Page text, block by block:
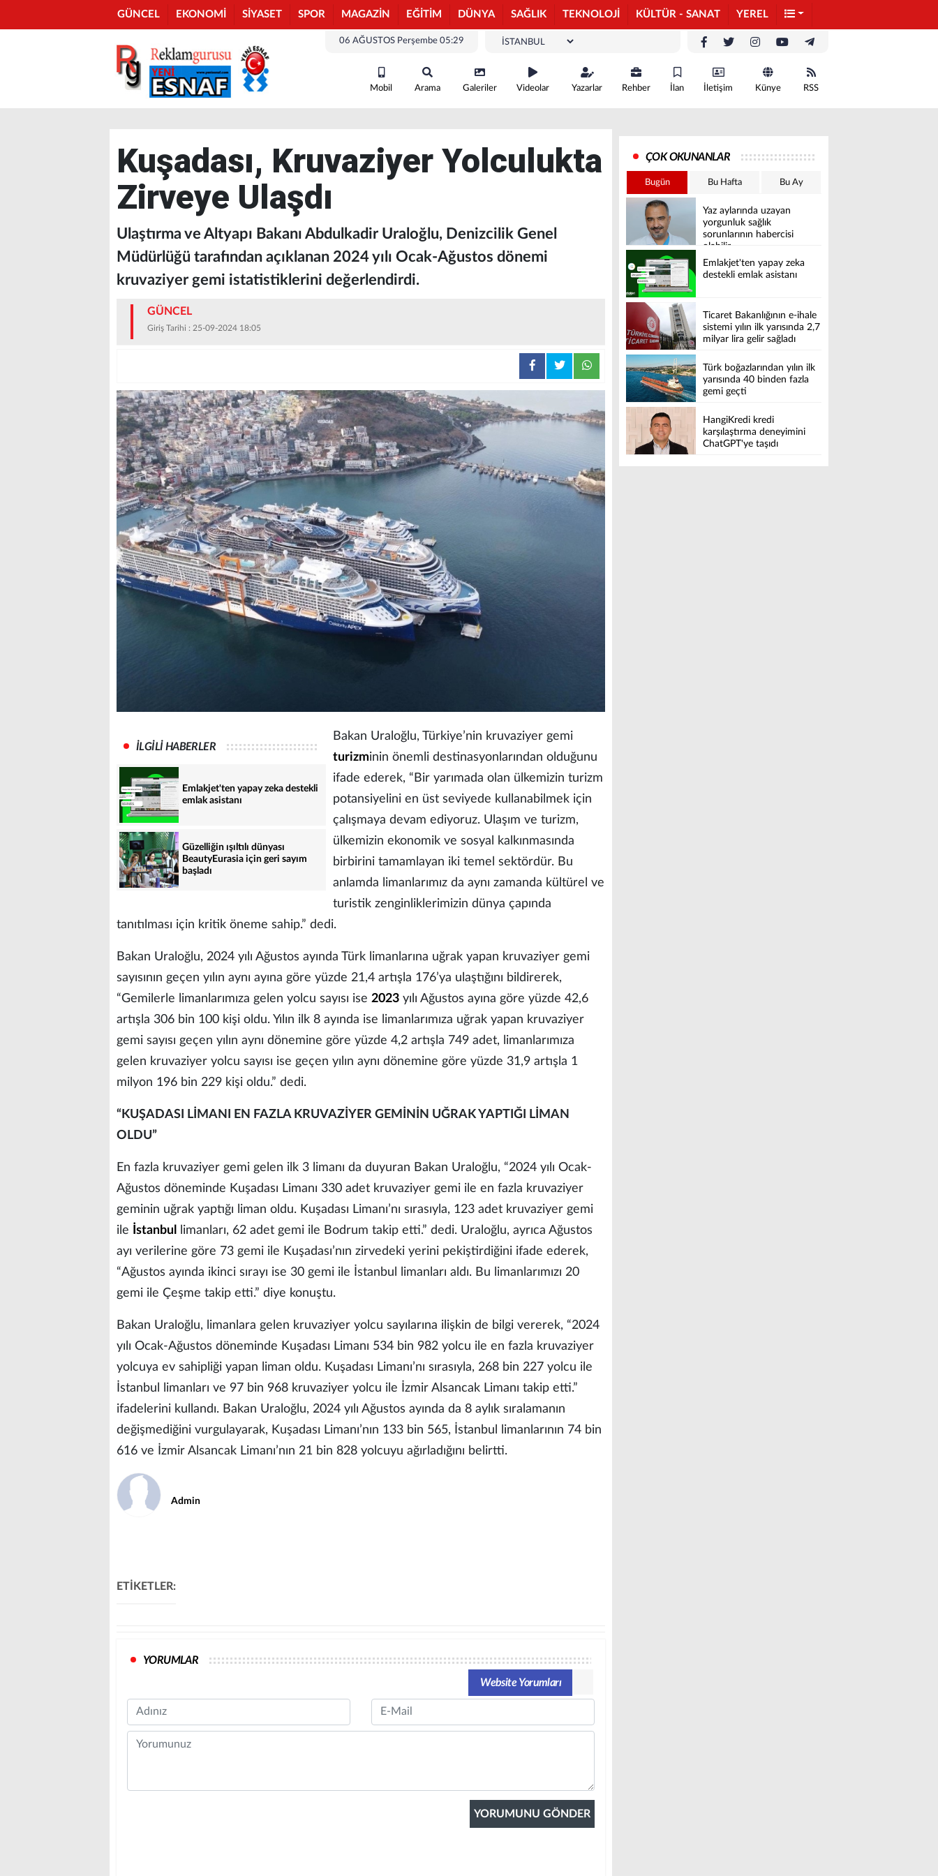
GÜNCEL EKONOMİ SİYASET SPOR MAGAZİN EĞİTİM DÜNYA SAĞLIK TEKNOLOJİ KÜLTÜR - SANAT YEREL
06 AĞUSTOS Perşembe 05:29
Mobil Arama Galeriler Videolar Yazarlar Rehber İlan İletişim Künye RSS
Kuşadası, Kruvaziyer Yolculukta
Zirveye Ulaşdı
Ulaştırma ve Altyapı Bakanı Abdulkadir Uraloğlu, Denizcilik Genel
Müdürlüğü tarafından açıklanan 2024 yılı Ocak-Ağustos dönemi
kruvaziyer gemi istatistiklerini değerlendirdi.
GÜNCEL
Giriş Tarihi : 25-09-2024 18:05
İLGİLİ HABERLER
Emlakjet'ten yapay zeka destekli
emlak asistanı
Güzelliğin ışıltılı dünyası
BeautyEurasia için geri sayım
başladı
Bakan Uraloğlu, Türkiye’nin kruvaziyer gemi
turizminin önemli destinasyonlarından olduğunu
ifade ederek, “Bir yarımada olan ülkemizin turizm
potansiyelini en üst seviyede kullanabilmek için
çalışmaya devam ediyoruz. Ulaşım ve turizm,
ülkemizin ekonomik ve sosyal kalkınmasında
birbirini tamamlayan iki temel sektördür. Bu
anlamda limanlarımız da aynı zamanda kültürel ve
turistik zenginliklerimizin dünya çapında
tanıtılması için kritik öneme sahip.” dedi.
Bakan Uraloğlu, 2024 yılı Ağustos ayında Türk limanlarına uğrak yapan kruvaziyer gemi
sayısının geçen yılın aynı ayına göre yüzde 21,4 artışla 176’ya ulaştığını bildirerek,
“Gemilerle limanlarımıza gelen yolcu sayısı ise 2023 yılı Ağustos ayına göre yüzde 42,6
artışla 306 bin 100 kişi oldu. Yılın ilk 8 ayında ise limanlarımıza uğrak yapan kruvaziyer
gemi sayısı geçen yılın aynı dönemine göre yüzde 4,2 artışla 749 adet, limanlarımıza
gelen kruvaziyer yolcu sayısı ise geçen yılın aynı dönemine göre yüzde 31,9 artışla 1
milyon 196 bin 229 kişi oldu.” dedi.
“KUŞADASI LİMANI EN FAZLA KRUVAZİYER GEMİNİN UĞRAK YAPTIĞI LİMAN
OLDU”
En fazla kruvaziyer gemi gelen ilk 3 limanı da duyuran Bakan Uraloğlu, “2024 yılı Ocak-
Ağustos döneminde Kuşadası Limanı 330 adet kruvaziyer gemi ile en fazla kruvaziyer
geminin uğrak yaptığı liman oldu. Kuşadası Limanı’nı sırasıyla, 123 adet kruvaziyer gemi
ile
İstanbul
limanları, 62 adet gemi ile Bodrum takip etti.” dedi. Uraloğlu, ayrıca Ağustos
ayı verilerine göre 73 gemi ile Kuşadası’nın zirvedeki yerini pekiştirdiğini ifade ederek,
“Ağustos ayında ikinci sırayı ise 30 gemi ile İstanbul limanları aldı. Bu limanlarımızı 20
gemi ile Çeşme takip etti.” diye konuştu.
Bakan Uraloğlu, limanlara gelen kruvaziyer yolcu sayılarına ilişkin de bilgi vererek, “2024
yılı Ocak-Ağustos döneminde Kuşadası Limanı 534 bin 982 yolcu ile en fazla kruvaziyer
yolcuya ev sahipliği yapan liman oldu. Kuşadası Limanı’nı sırasıyla, 268 bin 227 yolcu ile
İstanbul limanları ve 97 bin 968 kruvaziyer yolcu ile İzmir Alsancak Limanı takip etti.”
ifadelerini kullandı. Bakan Uraloğlu, 2024 yılı Ağustos ayında da 8 aylık sıralamanın
değişmediğini vurgulayarak, Kuşadası Limanı’nın 133 bin 565, İstanbul limanlarının 74 bin
616 ve İzmir Alsancak Limanı’nın 21 bin 828 yolcuyu ağırladığını belirtti.
Admin
ETİKETLER:
YORUMLAR
Website Yorumları
Name Email
Comment
ÇOK OKUNANLAR
Bugün Bu Hafta Bu Ay
Yaz aylarında uzayan
yorgunluk sağlık
sorunlarının habercisi
olabilir
Emlakjet'ten yapay zeka
destekli emlak asistanı
Ticaret Bakanlığının e-ihale
sistemi yılın ilk yarısında 2,7
milyar lira gelir sağladı
Türk boğazlarından yılın ilk
yarısında 40 binden fazla
gemi geçti
HangiKredi kredi
karşılaştırma deneyimini
ChatGPT'ye taşıdı